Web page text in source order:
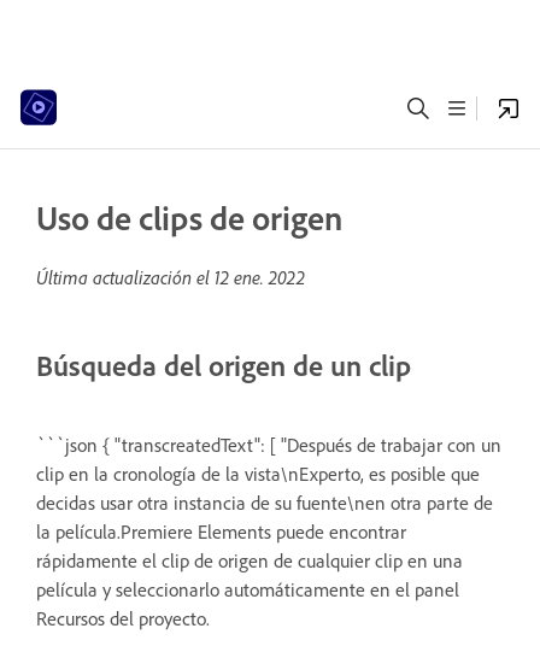
Uso de clips de origen
Última actualización el 12 ene. 2022
Búsqueda del origen de un clip
```json { "transcreatedText": [ "Después de trabajar con un
clip en la cronología de la vista\nExperto, es posible que
decidas usar otra instancia de su fuente\nen otra parte de
la película.Premiere Elements puede encontrar
rápidamente el clip de origen de cualquier clip en una
película y seleccionarlo automáticamente en el panel
Recursos del proyecto.